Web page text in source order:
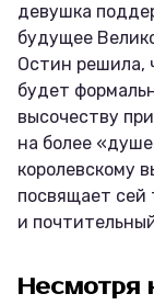
девушка
будущее
Остин решила,
будет
высочеству
на более
королевскому
посвящает сей
и
Несмотря